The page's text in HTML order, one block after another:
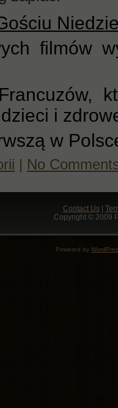
filmów
i
w
| No
Contact Us
Copyright © 2009
Powered by